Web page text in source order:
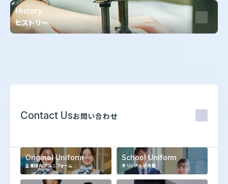
History
ヒストリー
Contact Usお問い合わせ
Original Uniform
企業様向けユニフォーム
School Uniform
オリジナル学生服